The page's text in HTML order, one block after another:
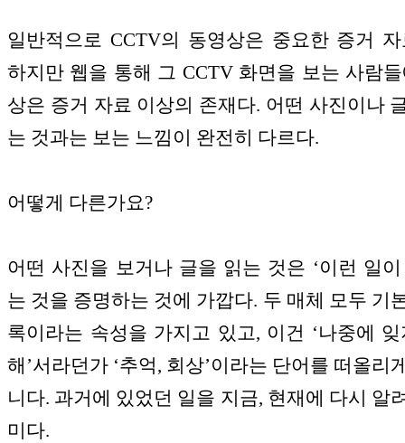
일반적으로 CCTV의 동영상은 중요한 증거
하지만 웹을 통해 그 CCTV 화면을 보는 사람
상은 증거 자료 이상의 존재다. 어떤 사진이나
는 것과는 보는 느낌이 완전히 다르다.
어떻게 다른가요?
어떤 사진을 보거나 글을 읽는 것은 ‘이런 일이
는 것을 증명하는 것에 가깝다. 두 매체 모두 기
록이라는 속성을 가지고 있고, 이건 ‘나중에
해’서라던가 ‘추억, 회상’이라는 단어를 떠올리
니다. 과거에 있었던 일을 지금, 현재에 다시 알
미다.